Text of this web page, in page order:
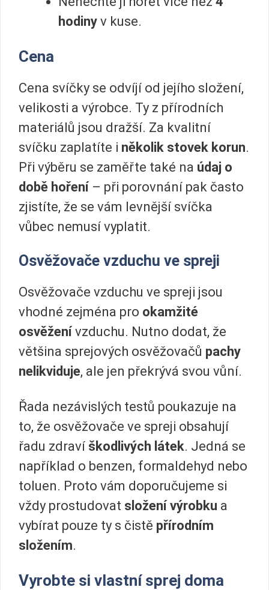
hodiny v kuse.
Cena
Cena svíčky se odvíjí od jejího složení,
velikosti a výrobce. Ty z přírodních
materiálů jsou dražší. Za kvalitní
svíčku zaplatíte i několik stovek korun.
Při výběru se zaměřte také na údaj o
době hoření– při porovnání pak často
zjistíte, že se vám levnější svíčka
vůbec nemusí vyplatit.
Osvěžovače vzduchu ve spreji
Osvěžovače vzduchu ve spreji jsou
vhodné zejména pro okamžité
osvěženívzduchu. Nutno dodat, že
většina sprejových osvěžovačů pachy
nelikviduje, ale jen překrývá svou vůní.
Řada nezávislých testů poukazuje na
to, že osvěžovače ve spreji obsahují
řadu zdraví škodlivých látek. Jedná se
například o benzen, formaldehyd nebo
toluen. Proto vám doporučujeme si
vždy prostudovat složení výrobku a
vybírat pouze ty s čistě přírodním
složením.
Vyrobte si vlastní sprej doma